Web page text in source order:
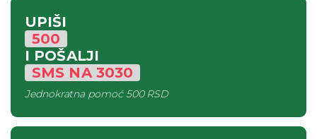
UPIŠI
500
I POŠALJI
SMS NA3030
Jednokratna pomoć500 RSD